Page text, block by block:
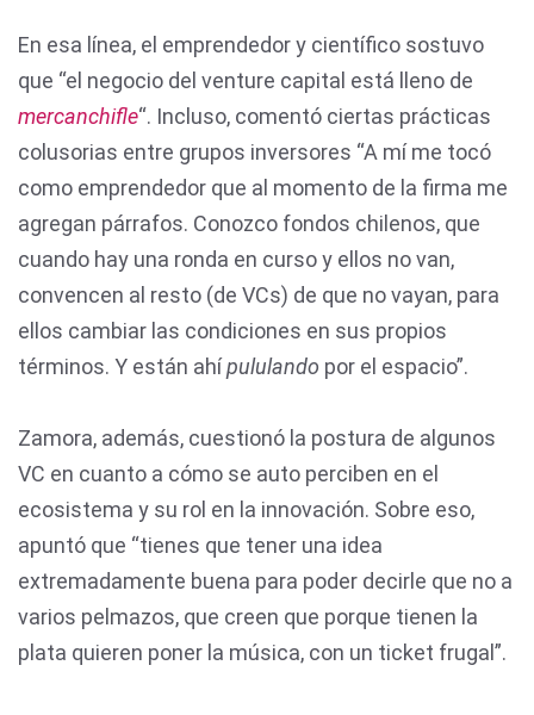
En esa línea, el emprendedor y científico sostuvo
que “el negocio del venture capital está lleno de
mercanchifle“. Incluso, comentó ciertas prácticas
colusorias entre grupos inversores “A mí me tocó
como emprendedor que al momento de la firma me
agregan párrafos. Conozco fondos chilenos, que
cuando hay una ronda en curso y ellos no van,
convencen al resto (de VCs) de que no vayan, para
ellos cambiar las condiciones en sus propios
términos. Y están ahípululando por el espacio”.
Zamora, además, cuestionó la postura de algunos
VC en cuanto a cómo se auto perciben en el
ecosistema y su rol en la innovación. Sobre eso,
apuntó que “tienes que tener una idea
extremadamente buena para poder decirle que no a
varios pelmazos, que creen que porque tienen la
plata quieren poner la música, con un ticket frugal”.